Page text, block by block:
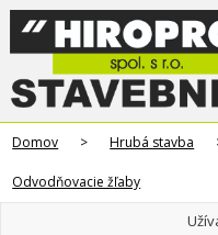
Domov > Hrubá stavba
Odvodňovacie žľaby